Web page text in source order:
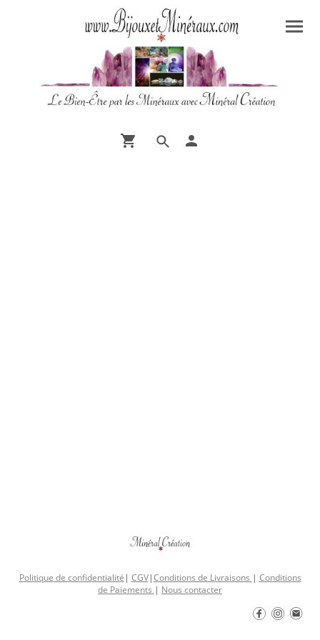
Politique de confidentialité | CGV|Conditions de Livraisons | Conditions
de Paiements | Nous contacter